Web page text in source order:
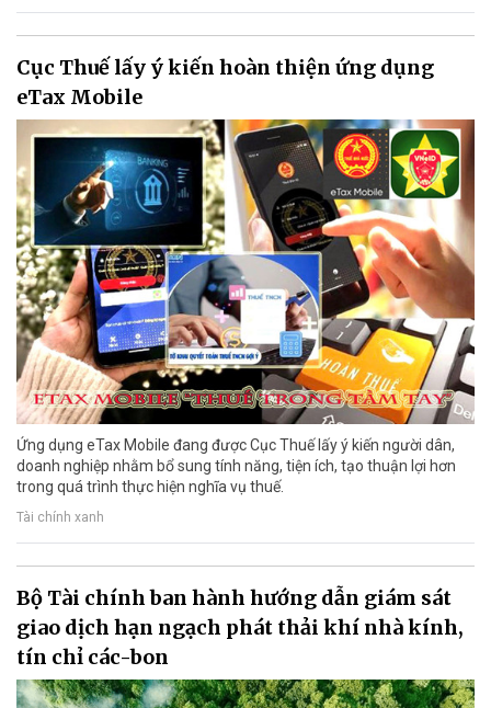
Cục Thuế lấy ý kiến hoàn thiện ứng dụng
eTax Mobile
Ứng dụng eTax Mobile đang được Cục Thuế lấy ý kiến người dân,
doanh nghiệp nhằm bổ sung tính năng, tiện ích, tạo thuận lợi hơn
trong quá trình thực hiện nghĩa vụ thuế.
Tài chính xanh
Bộ Tài chính ban hành hướng dẫn giám sát
giao dịch hạn ngạch phát thải khí nhà kính,
tín chỉ các-bon